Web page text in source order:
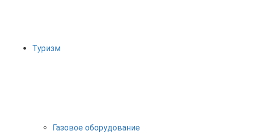
Туризм
Газовое оборудование